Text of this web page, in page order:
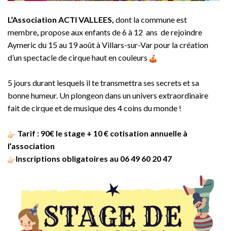
L’Association ACTI VALLEES, dont la commune est
membre, propose aux enfants de 6 à 12 ans de rejoindre
Aymeric du 15 au 19 août à Villars-sur-Var pour la création
d’un spectacle de cirque haut en couleurs
5 jours durant lesquels il te transmettra ses secrets et sa
bonne humeur. Un plongeon dans un univers extraordinaire
fait de cirque et de musique des 4 coins du monde !
Tarif : 90€ le stage + 10 € cotisation annuelle à
l’association
Inscriptions obligatoires au 06 49 60 20 47